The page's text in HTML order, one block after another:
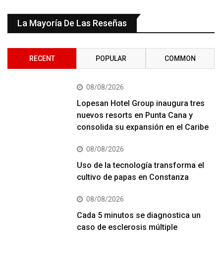
La Mayoría De Las Reseñas
RECENT POPULAR COMMON
08/08/2026
Lopesan Hotel Group inaugura tres
nuevos resorts en Punta Cana y
consolida su expansión en el Caribe
08/08/2026
Uso de la tecnología transforma el
cultivo de papas en Constanza
08/08/2026
Cada 5 minutos se diagnostica un
caso de esclerosis múltiple